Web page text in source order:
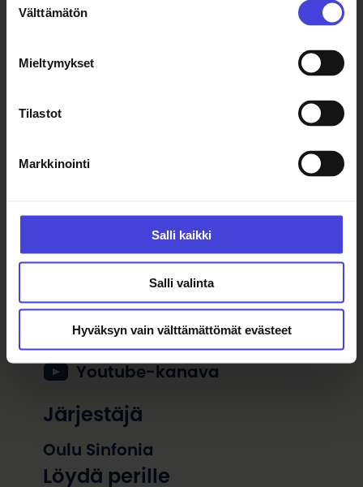
valinta
Välttämätön
Mieltymykset
Tilastot
Markkinointi
Salli kaikki
Salli valinta
Hyväksyn vain välttämättömät evästeet
pe 1.5.2026 klo 12:30 - 14:00
Tilaa tarjoilut
Facebook-sivu
Instagram-tili
Youtube-kanava
Järjestäjä
Oulu Sinfonia
Löydä perille